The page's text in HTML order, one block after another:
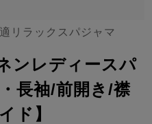
ガールズかぶ
ボーイズ長袖
リラックスパジャマ
ンレディースパ
長袖/前開き/襟
ド】